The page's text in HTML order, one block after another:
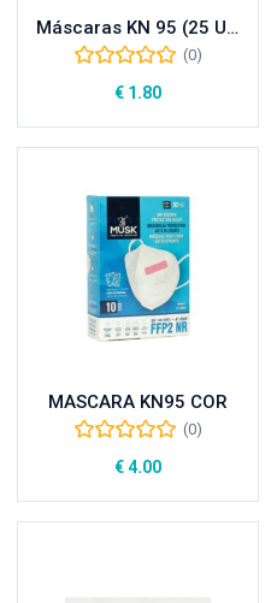
Máscaras KN 95 (25 UNI)
(0)
€ 1.80
MASCARA KN95 COR
(0)
€4.00